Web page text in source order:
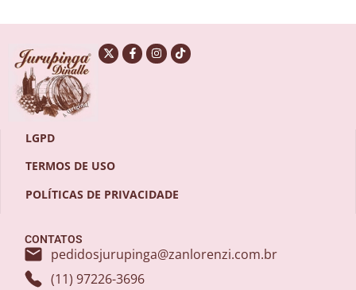
LGPD
TERMOS DE USO
POLÍTICAS DE PRIVACIDADE
CONTATOS
pedidosjurupinga@zanlorenzi.com.br
(11) 97226-3696